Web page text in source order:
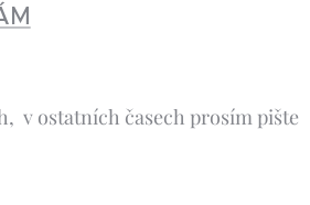
v ostatních časech prosím pište